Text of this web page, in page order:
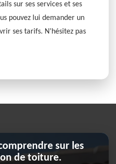
sur ses services et ses
pouvez lui demander un
ses tarifs. N’hésitez pas
sur les
de toiture.